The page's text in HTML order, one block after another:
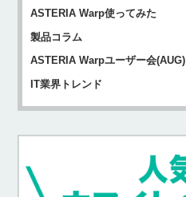
ASTERIA Warp使ってみた
製品コラム
ASTERIA Warpユーザー会(AUG)
IT業界トレンド